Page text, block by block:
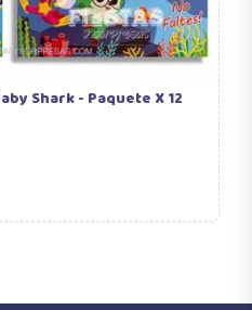
Shark - Paquete X 12